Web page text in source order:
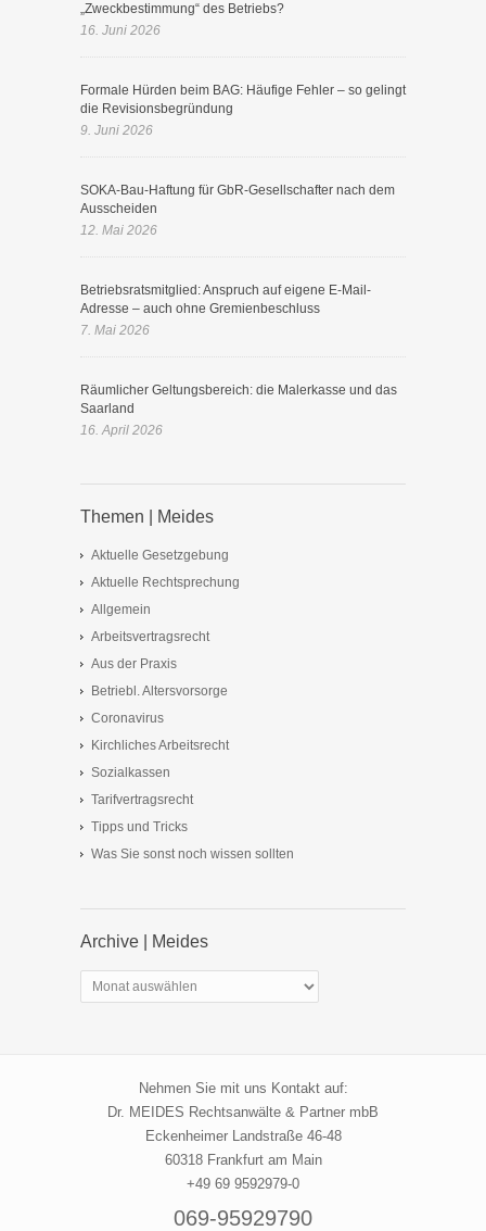
„Zweckbestimmung“ des Betriebs?
16. Juni 2026
Formale Hürden beim BAG: Häufige Fehler – so gelingt
die Revisionsbegründung
9. Juni 2026
SOKA-Bau-Haftung für GbR-Gesellschafter nach dem
Ausscheiden
12. Mai 2026
Betriebsratsmitglied: Anspruch auf eigene E-Mail-
Adresse – auch ohne Gremienbeschluss
7. Mai 2026
Räumlicher Geltungsbereich: die Malerkasse und das
Saarland
16. April 2026
Themen | Meides
Aktuelle Gesetzgebung
Aktuelle Rechtsprechung
Allgemein
Arbeitsvertragsrecht
Aus der Praxis
Betriebl. Altersvorsorge
Coronavirus
Kirchliches Arbeitsrecht
Sozialkassen
Tarifvertragsrecht
Tipps und Tricks
Was Sie sonst noch wissen sollten
Archive | Meides
Archive
|
Nehmen Sie mit uns Kontakt auf:
Dr. MEIDES Rechtsanwälte & Partner mbB
Eckenheimer Landstraße 46-48
60318 Frankfurt am Main
+49 69 9592979-0
069-95929790